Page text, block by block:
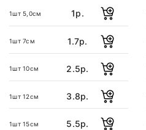
1шт 5,0см 1р.
1шт 7см 1.7р.
1шт 10см 2.5р.
1шт 12см 3.8р.
1шт 15см 5.5р.